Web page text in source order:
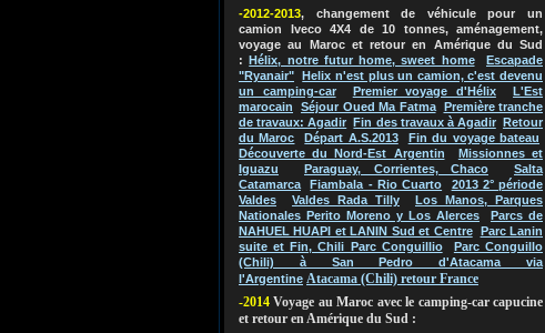
-2012-2013, changement de véhicule pour un
camion Iveco 4X4 de 10 tonnes, aménagement,
voyage au Maroc et retour en Amérique du Sud
:
Hélix, notre futur home, sweet home
Escapade
"Ryanair"
Helix n'est plus un camion, c'est devenu
un camping-car
Premier voyage d'Hélix
L'Est
marocain
Séjour Oued Ma Fatma
Première tranche
de travaux: Agadir
Fin des travaux à Agadir
Retour
du Maroc
Départ A.S.2013
Fin du voyage bateau
Découverte du Nord-Est Argentin
Missionnes et
Iguazu
Paraguay, Corrientes, Chaco
Salta
Catamarca
Fiambala - Rio Cuarto
2013 2° période
Valdes
Valdes Rada Tilly
Los Manos, Parques
Nationales Perito Moreno y Los Alerces
Parcs de
NAHUEL HUAPI et LANIN Sud et Centre
Parc Lanin
suite et Fin, Chili Parc Conguillio
Parc Conguillo
(Chili) à San Pedro d'Atacama via
l'Argentine Atacama (Chili) retour France
-2014 Voyage au Maroc avec le camping-car capucine
et retour en Amérique du Sud :